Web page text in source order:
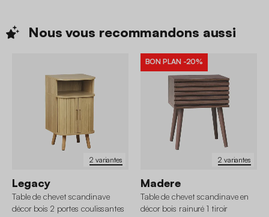
Nous vous recommandons aussi
2 variantes
Legacy
Table de chevet scandinave
décor bois 2 portes coulissantes
2 variantes
BON PLAN -20%
Madere
Table de chevet scandinave en
décor bois rainuré 1 tiroir